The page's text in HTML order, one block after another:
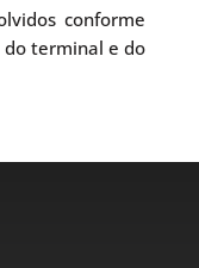
conforme
do terminal e do